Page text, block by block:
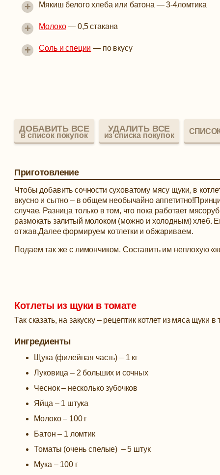
Мякиш белого хлеба или батона —3-4ломтика
+
Молоко— 0,5 стакана
+
Соль и специи — по вкусу
+
ДОБАВИТЬ ВСЕ
в список покупок
УДАЛИТЬ ВСЕ
из списка покупок
Приготовление
Чтобы добавить сочности суховатому мясу щуки, в
вкусно и сытно – в общем необычайно
случае. Разница только в том, что пока работает
размокать залитый молоком (можно и холодным) хлеб.
отжав.Далее формируем котлетки и обжариваем.
Подаем так же с лимончиком. Составить им неплохую
Котлеты из щуки в томате
Так сказать, на закуску – рецептик котлет из мяса щуки
Ингредиенты
Щука (филейная часть) – 1 кг
Луковица – 2 больших и сочных
Чеснок – несколько зубочков
Яйца – 1 штука
Молоко – 100 г
Батон – 1 ломтик
Томаты (очень спелые) – 5 штук
Мука – 100 г